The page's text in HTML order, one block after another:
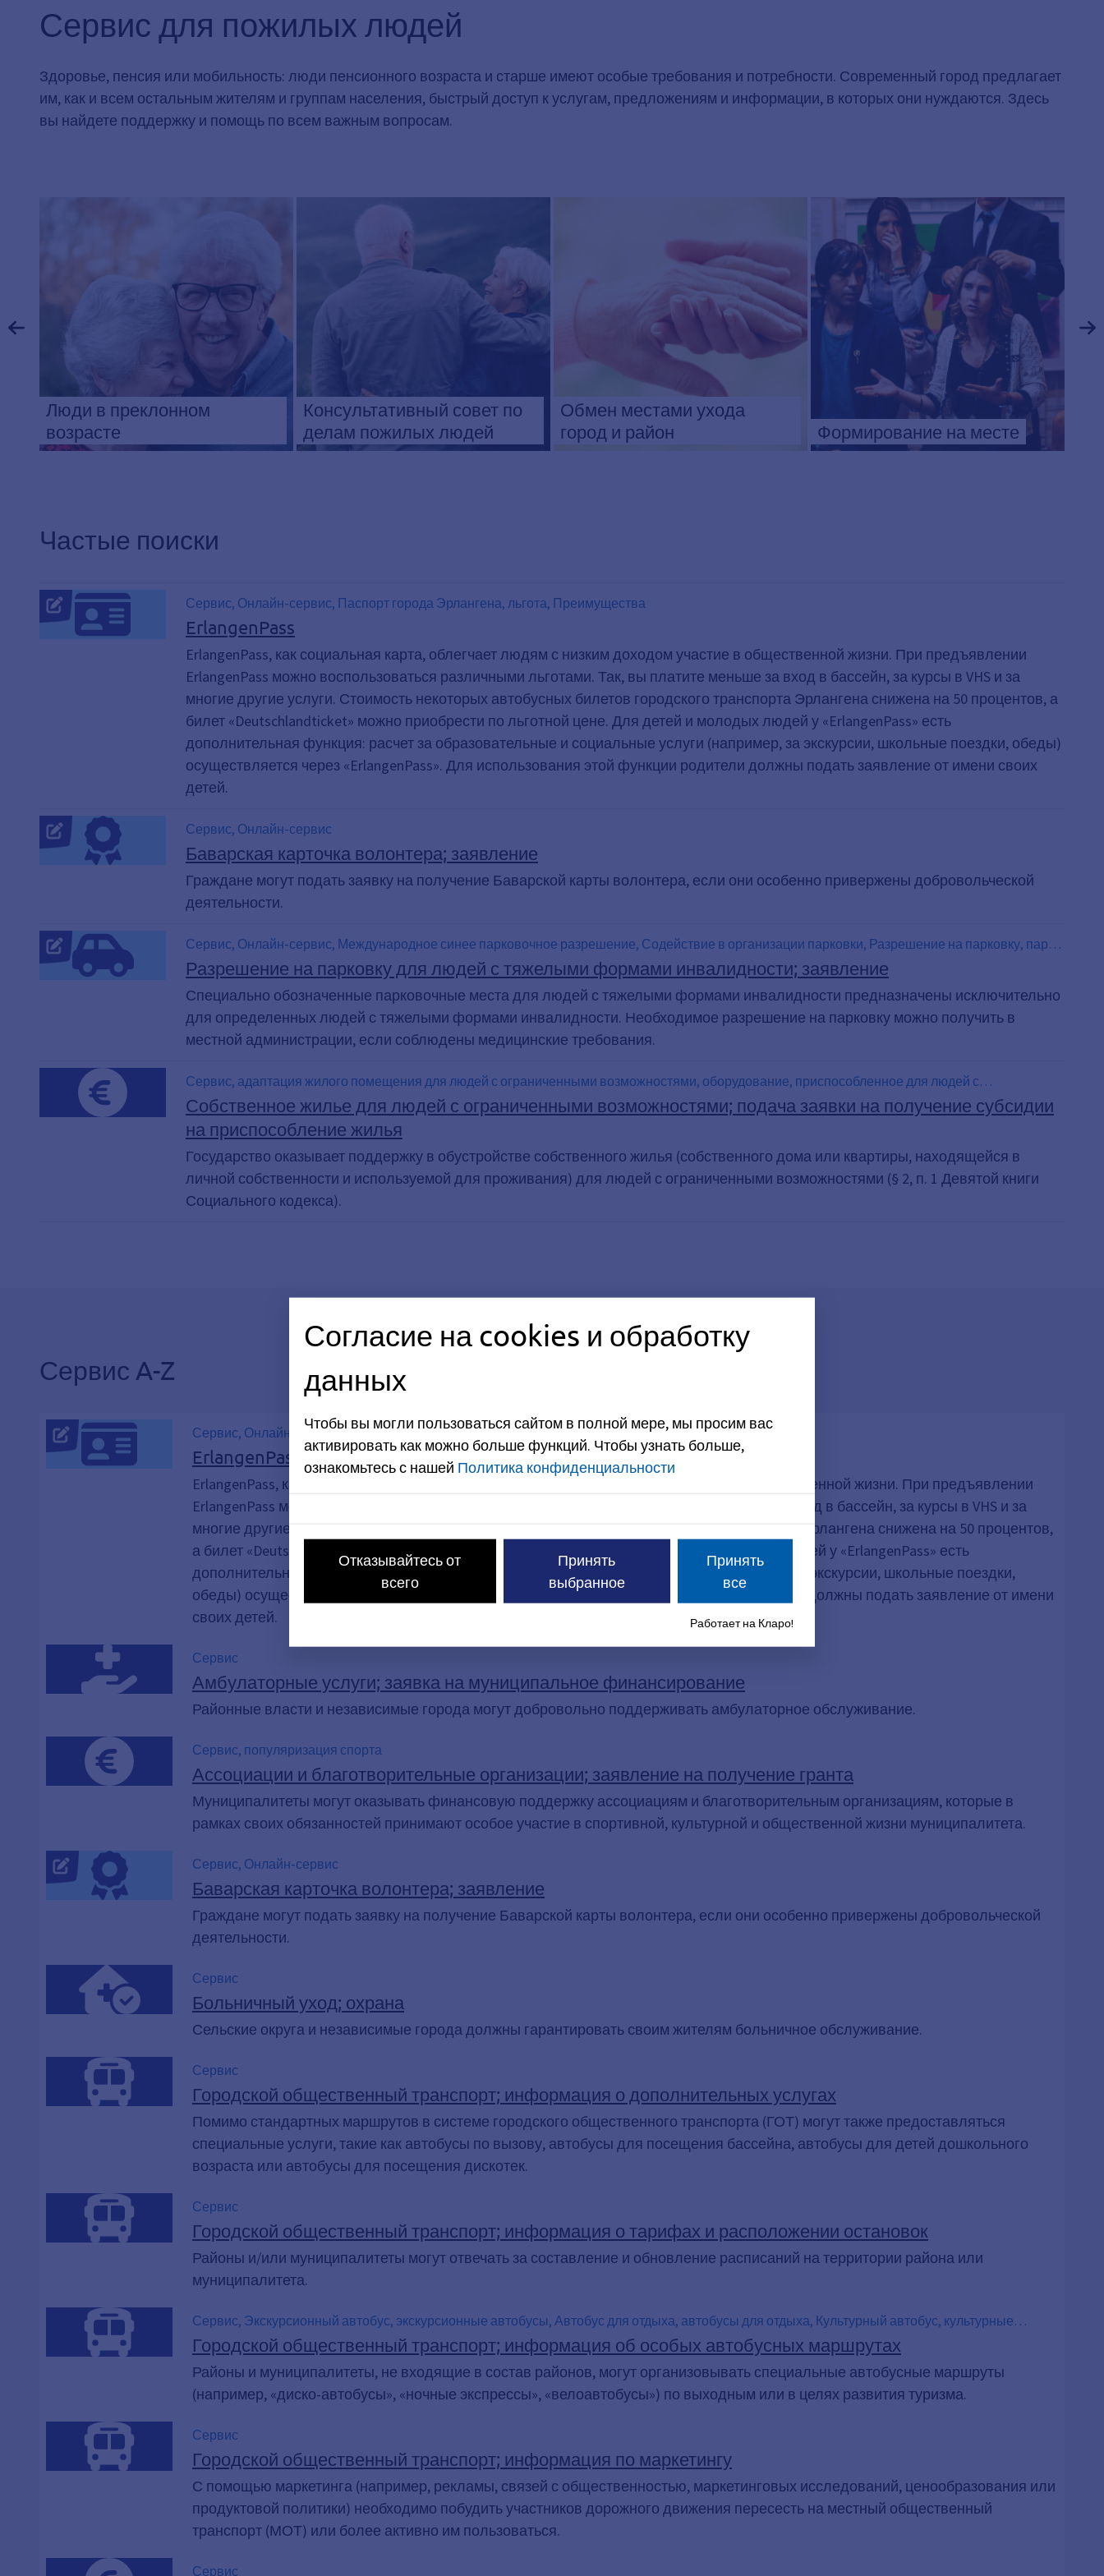
Сервис для пожилых людей
Здоровье, пенсия или мобильность: люди пенсионного возраста и старше имеют особые требования и потребности. Современный город предлагает
им, как и всем остальным жителям и группам населения, быстрый доступ к услугам, предложениям и информации, в которых они нуждаются. Здесь
вы найдете поддержку и помощь по всем важным вопросам.
Люди в преклонном
возрасте
Консультативный совет по
делам пожилых людей
Обмен местами ухода
город и район
Формирование на месте
Частые поиски
Сервис, Онлайн-сервис, Паспорт города Эрлангена, льгота, Преимущества
ErlangenPass
ErlangenPass, как социальная карта, облегчает людям с низким доходом участие в общественной жизни. При предъявлении
ErlangenPass можно воспользоваться различными льготами. Так, вы платите меньше за вход в бассейн, за курсы в VHS и за
многие другие услуги. Стоимость некоторых автобусных билетов городского транспорта Эрлангена снижена на 50 процентов, а
билет «Deutschlandticket» можно приобрести по льготной цене. Для детей и молодых людей у «ErlangenPass» есть
дополнительная функция: расчет за образовательные и социальные услуги (например, за экскурсии, школьные поездки, обеды)
осуществляется через «ErlangenPass». Для использования этой функции родители должны подать заявление от имени своих
детей.
Сервис, Онлайн-сервис
Баварская карточка волонтера; заявление
Граждане могут подать заявку на получение Баварской карты волонтера, если они особенно привержены добровольческой
деятельности.
Сервис, Онлайн-сервис, Международное синее парковочное разрешение, Содействие в организации парковки, Разрешение на парковку, парк,
Карта резидента
Разрешение на парковку для людей с тяжелыми формами инвалидности; заявление
Специально обозначенные парковочные места для людей с тяжелыми формами инвалидности предназначены исключительно
для определенных людей с тяжелыми формами инвалидности. Необходимое разрешение на парковку можно получить в
местной администрации, если соблюдены медицинские требования.
Сервис, адаптация жилого помещения для людей с ограниченными возможностями, оборудование, приспособленное для людей с
ограниченными возможностями, Собственное жилье для людей с тяжелыми формами инвалидности, Пандус для инвалидов-колясочников,
Поддержка жилищного строительства, Поддержка жилищного строительства, Поддержка жилищного строительства
Собственное жилье для людей с ограниченными возможностями; подача заявки на получение субсидии
на приспособление жилья
Государство оказывает поддержку в обустройстве собственного жилья (собственного дома или квартиры, находящейся в
личной собственности и используемой для проживания) для людей с ограниченными возможностями (§ 2, п. 1 Девятой книги
Социального кодекса).
Сервис A-Z
Сервис, Онлайн-сервис, Паспорт города Эрлангена, льгота, Преимущества
ErlangenPass
ErlangenPass, как социальная карта, облегчает людям с низким доходом участие в общественной жизни. При предъявлении
ErlangenPass можно воспользоваться различными льготами. Так, вы платите меньше за вход в бассейн, за курсы в VHS и за
многие другие услуги. Стоимость некоторых автобусных билетов городского транспорта Эрлангена снижена на 50 процентов,
а билет «Deutschlandticket» можно приобрести по льготной цене. Для детей и молодых людей у «ErlangenPass» есть
дополнительная функция: расчет за образовательные и социальные услуги (например, за экскурсии, школьные поездки,
обеды) осуществляется через «ErlangenPass». Для использования этой функции родители должны подать заявление от имени
своих детей.
Сервис
Амбулаторные услуги; заявка на муниципальное финансирование
Районные власти и независимые города могут добровольно поддерживать амбулаторное обслуживание.
Сервис, популяризация спорта
Ассоциации и благотворительные организации; заявление на получение гранта
Муниципалитеты могут оказывать финансовую поддержку ассоциациям и благотворительным организациям, которые в
рамках своих обязанностей принимают особое участие в спортивной, культурной и общественной жизни муниципалитета.
Сервис, Онлайн-сервис
Баварская карточка волонтера; заявление
Граждане могут подать заявку на получение Баварской карты волонтера, если они особенно привержены добровольческой
деятельности.
Сервис
Больничный уход; охрана
Сельские округа и независимые города должны гарантировать своим жителям больничное обслуживание.
Сервис
Городской общественный транспорт; информация о дополнительных услугах
Помимо стандартных маршрутов в системе городского общественного транспорта (ГОТ) могут также предоставляться
специальные услуги, такие как автобусы по вызову, автобусы для посещения бассейна, автобусы для детей дошкольного
возраста или автобусы для посещения дискотек.
Сервис
Городской общественный транспорт; информация о тарифах и расположении остановок
Районы и/или муниципалитеты могут отвечать за составление и обновление расписаний на территории района или
муниципалитета.
Сервис, Экскурсионный автобус, экскурсионные автобусы, Автобус для отдыха, автобусы для отдыха, Культурный автобус, культурные
автобусы, Ночной автобус, ночные автобусы, диско-автобусы, диско-автобус, автобус до курортов, автобусы до курортов, Городской
общественный транспорт, Общественный транспорт, Велоавтобус, велоавтобусы, Автобус для пеших туристов, автобусы для пеших
туристов, велосипедный автобус, велосипедные автобусы
Городской общественный транспорт; информация об особых автобусных маршрутах
Районы и муниципалитеты, не входящие в состав районов, могут организовывать специальные автобусные маршруты
(например, «диско-автобусы», «ночные экспрессы», «велоавтобусы») по выходным или в целях развития туризма.
Сервис
Городской общественный транспорт; информация по маркетингу
С помощью маркетинга (например, рекламы, связей с общественностью, маркетинговых исследований, ценообразования или
продуктовой политики) необходимо побудить участников дорожного движения пересесть на местный общественный
транспорт (МОТ) или более активно им пользоваться.
Сервис
Согласие на cookies и обработку
данных
Чтобы вы могли пользоваться сайтом в полной мере, мы просим вас
активировать как можно больше функций. Чтобы узнать больше,
ознакомьтесь с нашей Политика конфиденциальности
Отказывайтесь от
всего
Принять
выбранное
Принять
все
Работает на Кларо!